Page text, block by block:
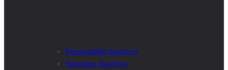
Personnalités Sportives
Structures Sportives